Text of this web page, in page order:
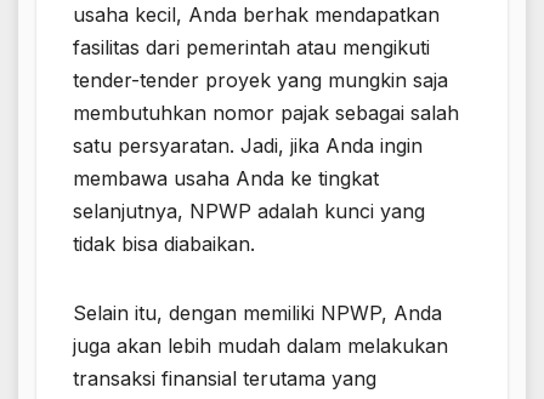
usaha kecil, Anda berhak mendapatkan
fasilitas dari pemerintah atau mengikuti
tender-tender proyek yang mungkin saja
membutuhkan nomor pajak sebagai salah
satu persyaratan. Jadi, jika Anda ingin
membawa usaha Anda ke tingkat
selanjutnya, NPWP adalah kunci yang
tidak bisa diabaikan.
Selain itu, dengan memiliki NPWP, Anda
juga akan lebih mudah dalam melakukan
transaksi finansial terutama yang